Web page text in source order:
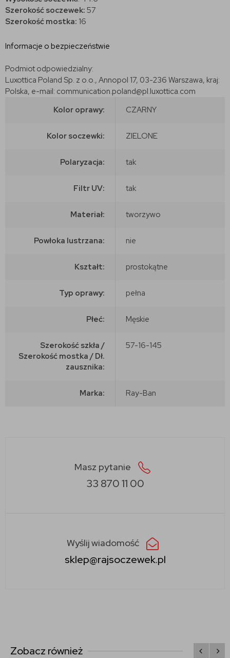
Szerokość soczewek: 57
Szerokość mostka: 16
Informacje o bezpieczeństwie
Podmiot odpowiedzialny:
Luxottica Poland Sp. z o.o., Annopol 17, 03-236 Warszawa, kraj:
Polska, e-mail: communication.poland@pl.luxottica.com
Kolor oprawy:
CZARNY
Kolor soczewki: ZIELONE
Polaryzacja: tak
Filtr UV: tak
Materiał: tworzywo
Powłoka lustrzana: nie
Kształt: prostokątne
Typ oprawy: pełna
Płeć: Męskie
Szerokość szkła /
Szerokość mostka / Dł.
zausznika:
57-16-145
Marka: Ray-Ban
Masz pytanie
33 870 11 00
Wyślij wiadomość
sklep@rajsoczewek.pl
Zobacz również